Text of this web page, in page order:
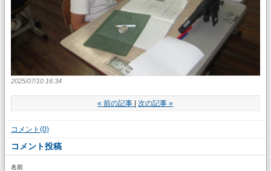
2025/07/10 16:34
« 前の記事 次の記事 »
コメント(0)
コメント投稿
名前